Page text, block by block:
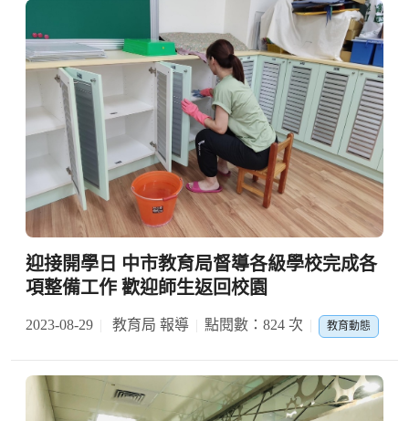
迎接開學日 中市教育局督導各級學校完成各
項整備工作 歡迎師生返回校園
2023-08-29 教育局 報導 點閱數：824 次 教育動態